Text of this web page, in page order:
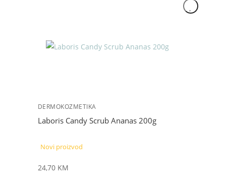
DERMOKOZMETIKA
Laboris Candy Scrub Ananas 200g
Novi proizvod
24,70 KM